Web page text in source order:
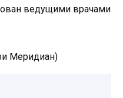
ведущими врачами